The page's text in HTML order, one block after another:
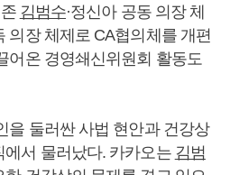
김범수·정신아 공동 의장 체
의장 체제로 CA협의체를 개편
어온 경영쇄신위원회 활동도
을 둘러싼 사법 현안과 건강상
서 물러났다. 카카오는 김범